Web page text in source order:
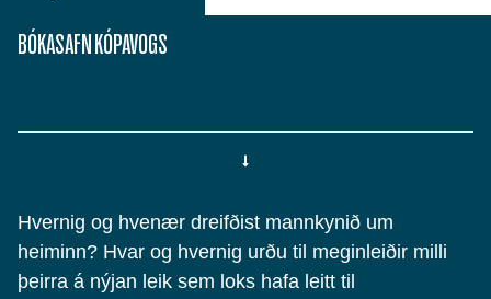
BÓKASAFN KÓPAVOGS
Hvernig og hvenær dreifðist mannkynið um
heiminn? Hvar og hvernig urðu til meginleiðir milli
þeirra á nýjan leik sem loks hafa leitt til